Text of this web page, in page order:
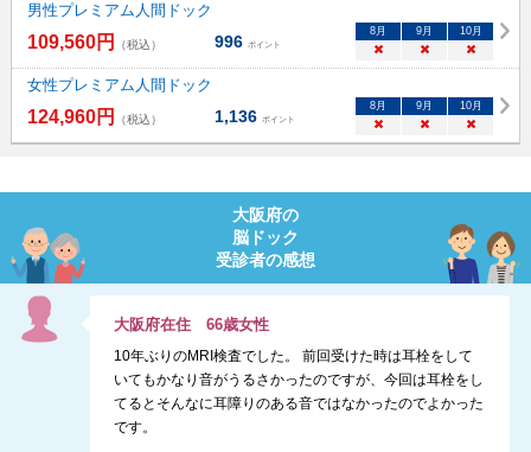
男性プレミアム人間ドック
109,560円 （税込） 996 ポイント
8月 9月 10月
× × ×
女性プレミアム人間ドック
124,960円 （税込） 1,136 ポイント
8月 9月 10月
× × ×
大阪府の
脳ドック
受診者の感想
大阪府在住66歳女性
10年ぶりのMRI検査でした。 前回受けた時は耳栓をして
いてもかなり音がうるさかったのですが、今回は耳栓をし
てるとそんなに耳障りのある音ではなかったのでよかった
です。